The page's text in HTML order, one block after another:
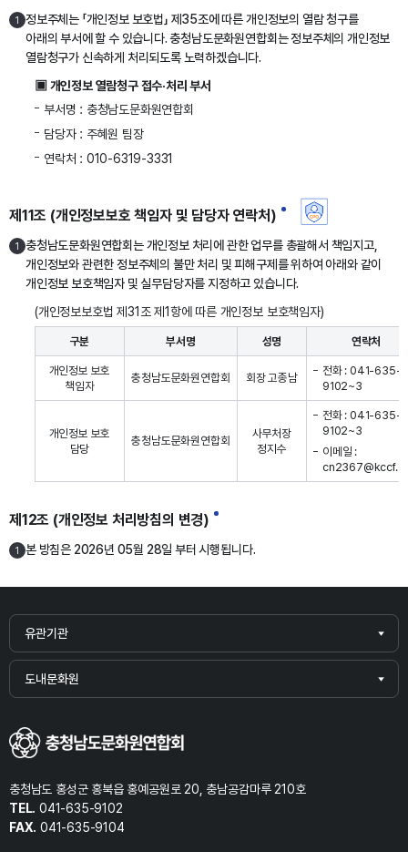
1
정보주체는 「개인정보 보호법」 제35조에 따른 개인정보의 열람 청구를
아래의 부서에 할 수 있습니다. 충청남도문화원연합회는 정보주체의 개인정보
열람청구가 신속하게 처리되도록 노력하겠습니다.
▣ 개인정보 열람청구 접수·처리 부서
부서명 : 충청남도문화원연합회
담당자 : 주혜원 팀장
연락처 : 010-6319-3331
제11조 (개인정보보호 책임자 및 담당자 연락처)
1
충청남도문화원연합회는 개인정보 처리에 관한 업무를 총괄해서 책임지고,
개인정보와 관련한 정보주체의 불만 처리 및 피해구제를 위하여 아래와 같이
개인정보 보호책임자 및 실무담당자를 지정하고 있습니다.
(개인정보보호법 제31조 제1항에 따른 개인정보 보호책임자)
구분 부서명 성명 연락처
개인정보 보호
책임자
충청남도문화원연합회 회장 고종남
전화 : 041-635-
9102~3
개인정보 보호
담당
충청남도문화원연합회
사무처장
정지수
전화 : 041-635-
9102~3
이메일 :
제12조 (개인정보 처리방침의 변경)
1 본 방침은 2026년 05월 28일 부터 시행됩니다.
충청남도 홍성군 홍북읍 홍예공원로 20, 충남공감마루 210호
TEL. 041-635-9102
FAX. 041-635-9104
유관기관
도내문화원